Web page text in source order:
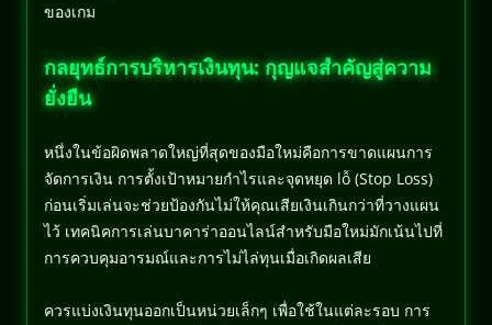
ของเกม
กลยุทธ์การบริหารเงินทุน: กุญแจสำคัญสู่ความ
ยั่งยืน
หนึ่งในข้อผิดพลาดใหญ่ที่สุดของมือใหม่คือการขาดแผนการ
จัดการเงิน การตั้งเป้าหมายกำไรและจุดหยุด lỗ (Stop Loss)
ก่อนเริ่มเล่นจะช่วยป้องกันไม่ให้คุณเสียเงินเกินกว่าที่วางแผน
ไว้ เทคนิคการเล่นบาคาร่าออนไลน์สำหรับมือใหม่มักเน้นไปที่
การควบคุมอารมณ์และการไม่ไล่ทุนเมื่อเกิดผลเสีย
ควรแบ่งเงินทุนออกเป็นหน่วยเล็กๆ เพื่อใช้ในแต่ละรอบ การ